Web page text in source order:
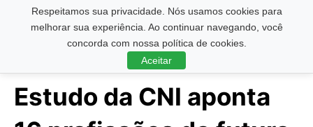
Respeitamos sua privacidade. Nós usamos cookies para
melhorar sua experiência. Ao continuar navegando, você
concorda com nossa política de cookies.
Aceitar
Pesquisar ...
Estudo da CNI aponta